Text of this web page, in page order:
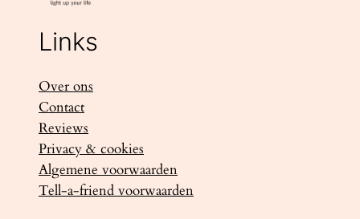
Links
Over ons
Contact
Reviews
Privacy & cookies
Algemene voorwaarden
Tell-a-friend voorwaarden